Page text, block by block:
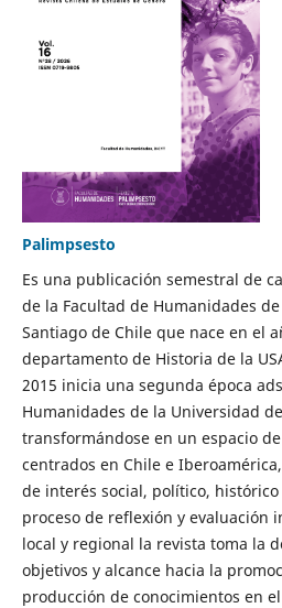
Palimpsesto
Es una publicación semestral de
de la Facultad de Humanidades
Santiago de Chile que nace en el
departamento de Historia de la
2015 inicia una segunda época
Humanidades de la Universidad
transformándose en un espacio
centrados en Chile e
de interés social, político,
proceso de reflexión y evaluación
local y regional la revista toma la
objetivos y alcance hacia la
producción de conocimientos en